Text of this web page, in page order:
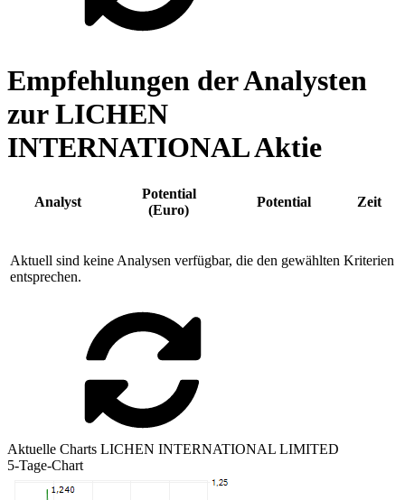
Empfehlungen der Analysten
zur LICHEN
INTERNATIONAL Aktie
Analyst
Potential
(Euro)
Potential Zeit
Aktuell sind keine Analysen verfügbar, die den gewählten Kriterien
entsprechen.
Aktuelle Charts LICHEN INTERNATIONAL LIMITED
5-Tage-Chart